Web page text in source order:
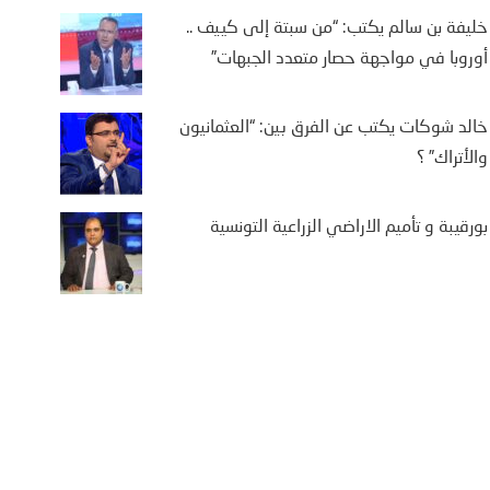
خليفة بن سالم يكتب: “من سبتة إلى كييف ..
أوروبا في مواجهة حصار متعدد الجبهات”
خالد شوكات يكتب عن الفرق بين: “العثمانيون
والأتراك” ؟
بورقيبة و تأميم الاراضي الزراعية التونسية